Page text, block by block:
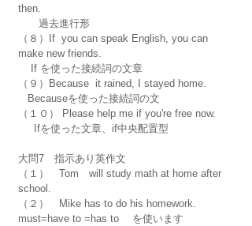
then.
過去進行形
（８）If  you can speak English, you can
make new friends.
    If を使った接続詞の文章
（９）Because  it rained, I stayed home.
   Becauseを使った接続詞の文
（１０） Please help me if you're free now.
     Ifを使った文章、if中央配置型
大問7　指示あり英作文
（１）　Tom　will study math at home after
school.
（２）　Mike has to do his homework.
must=have to =has to 　を使います